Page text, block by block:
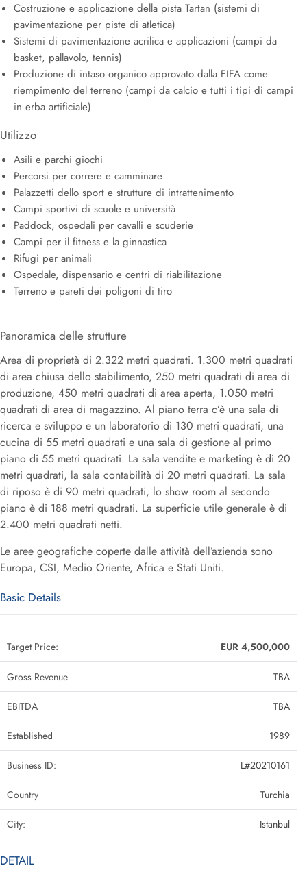
Costruzione e applicazione della pista Tartan (sistemi di
pavimentazione per piste di atletica)
Sistemi di pavimentazione acrilica e applicazioni (campi da
basket, pallavolo, tennis)
Produzione di intaso organico approvato dalla FIFA come
riempimento del terreno (campi da calcio e tutti i tipi di campi
in erba artificiale)
Utilizzo
Asili e parchi giochi
Percorsi per correre e camminare
Palazzetti dello sport e strutture di intrattenimento
Campi sportivi di scuole e università
Paddock, ospedali per cavalli e scuderie
Campi per il fitness e la ginnastica
Rifugi per animali
Ospedale, dispensario e centri di riabilitazione
Terreno e pareti dei poligoni di tiro
Panoramica delle strutture
Area di proprietà di 2.322 metri quadrati. 1.300 metri quadrati
di area chiusa dello stabilimento, 250 metri quadrati di area di
produzione, 450 metri quadrati di area aperta, 1.050 metri
quadrati di area di magazzino. Al piano terra c’è una sala di
ricerca e sviluppo e un laboratorio di 130 metri quadrati, una
cucina di 55 metri quadrati e una sala di gestione al primo
piano di 55 metri quadrati. La sala vendite e marketing è di 20
metri quadrati, la sala contabilità di 20 metri quadrati. La sala
di riposo è di 90 metri quadrati, lo show room al secondo
piano è di 188 metri quadrati. La superficie utile generale è di
2.400 metri quadrati netti.
Le aree geografiche coperte dalle attività dell’azienda sono
Europa, CSI, Medio Oriente, Africa e Stati Uniti.
Basic Details
Target Price: EUR 4,500,000
Gross Revenue TBA
EBITDA TBA
Established 1989
Business ID: L#20210161
Country Turchia
City: Istanbul
DETAIL